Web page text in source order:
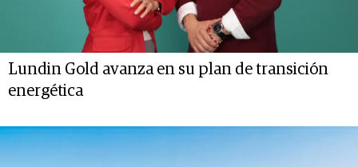
Lundin Gold avanza en su plan de transición
energética